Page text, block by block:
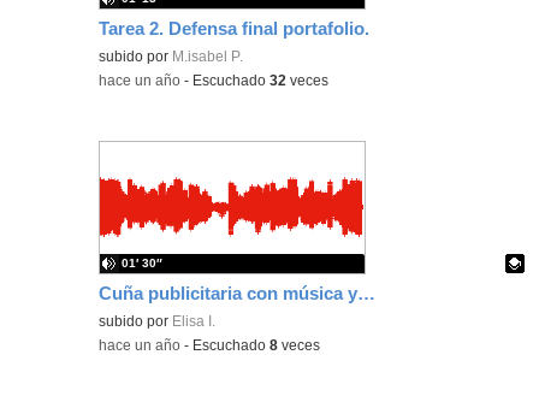
Tarea 2. Defensa final portafolio.
subido por M.isabel P.
-hace un año - Escuchado32 veces
Cuña publicitaria con música y efectos
Contenido educativo.
subido por Elisa I.
01′ 30″
-hace un año - Escuchado8 veces